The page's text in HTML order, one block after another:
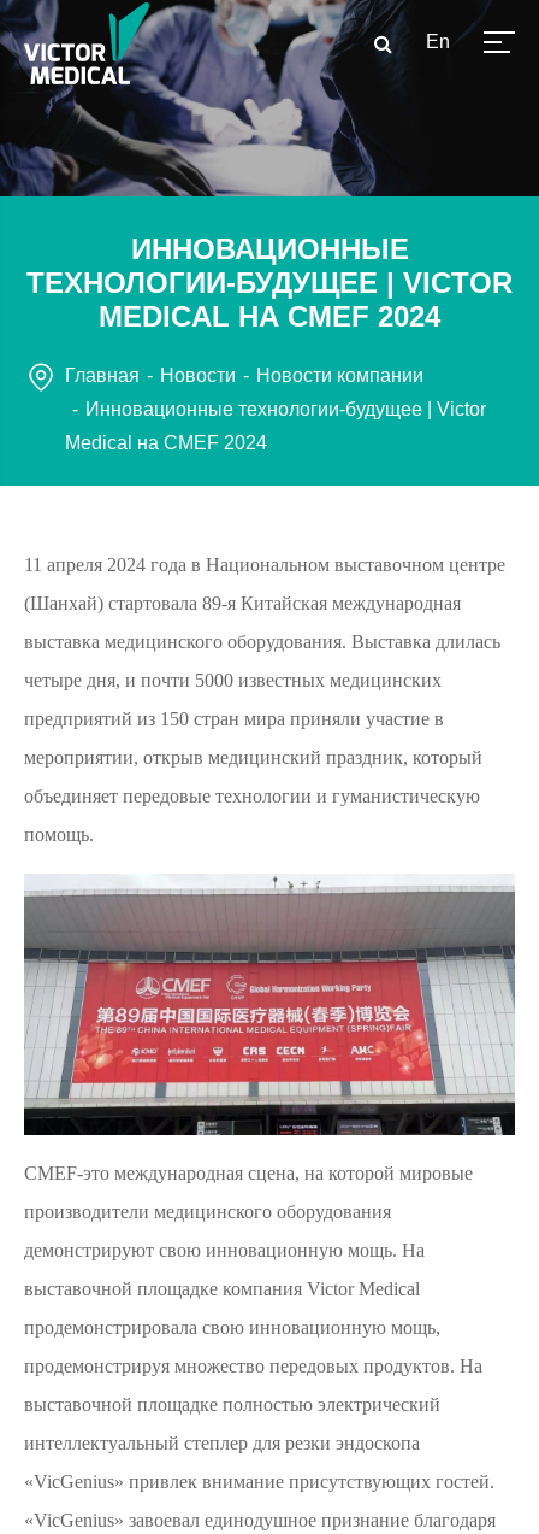
En
ИННОВАЦИОННЫЕ
ТЕХНОЛОГИИ-БУДУЩЕЕ | VICTOR
MEDICAL НА CMEF 2024
Главная Новости
Новости компании
Инновационные технологии-будущее | Victor
Medical на CMEF 2024
11 апреля 2024 года в Национальном выставочном центре
(Шанхай) стартовала 89-я Китайская международная
выставка медицинского оборудования. Выставка длилась
четыре дня, и почти 5000 известных медицинских
предприятий из 150 стран мира приняли участие в
мероприятии, открыв медицинский праздник, который
объединяет передовые технологии и гуманистическую
помощь.
CMEF-это международная сцена, на которой мировые
производители медицинского оборудования
демонстрируют свою инновационную мощь. На
выставочной площадке компания Victor Medical
продемонстрировала свою инновационную мощь,
продемонстрируя множество передовых продуктов. На
выставочной площадке полностью электрический
интеллектуальный степлер для резки эндоскопа
«VicGenius» привлек внимание присутствующих гостей.
«VicGenius» завоевал единодушное признание благодаря